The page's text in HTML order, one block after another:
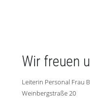
Wir freuen
Leiterin Personal Frau
Weinbergstraße 20